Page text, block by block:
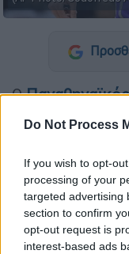
Do Not Process
If you wish to opt-
processing of your
targeted advertising
section to confirm
opt-out request is
interest-based ads
ΟΠαναθηναϊκός
απ' το NBA
!
επικαλείται
Βαλαντσιούνας
Λιθουανός
κοντά στην
να υπογράψει